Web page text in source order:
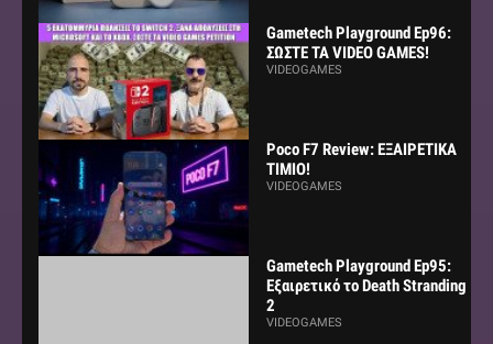
Gametech Playground Ep96:
ΣΩΣΤΕ ΤΑ VIDEO GAMES!
VIDEOGAMES
Poco F7 Review: ΕΞΑΙΡΕΤΙΚΑ
ΤΙΜΙΟ!
VIDEOGAMES
Gametech Playground Ep95:
Εξαιρετικό το Death Stranding
2
VIDEOGAMES